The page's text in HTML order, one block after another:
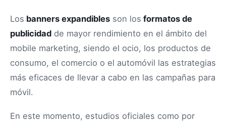
Los banners expandibles son los formatos de
publicidad de mayor rendimiento en el ámbito del
mobile marketing, siendo el ocio, los productos de
consumo, el comercio o el automóvil las estrategias
más eficaces de llevar a cabo en las campañas para
móvil.
En este momento, estudios oficiales como por